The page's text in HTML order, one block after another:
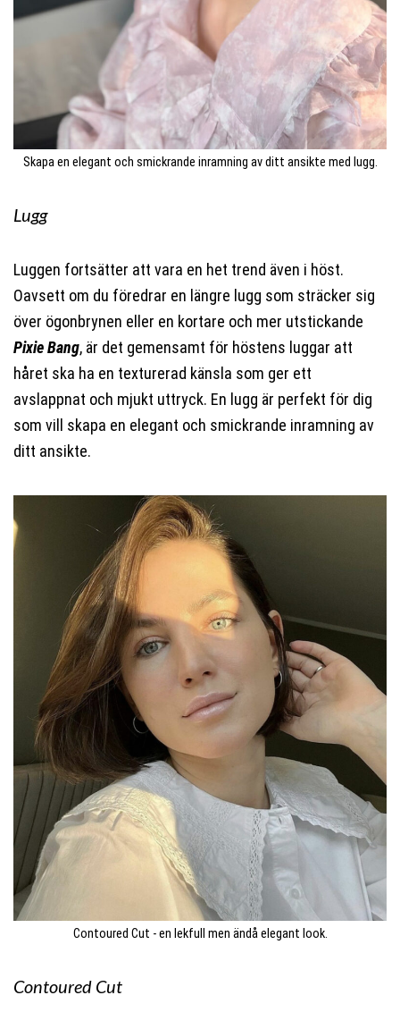
Skapa en elegant och smickrande inramning av ditt ansikte med lugg.
Lugg
Luggen fortsätter att vara en het trend även i höst.
Oavsett om du föredrar en längre lugg som sträcker sig
över ögonbrynen eller en kortare och mer utstickande
Pixie Bang, är det gemensamt för höstens luggar att
håret ska ha en texturerad känsla som ger ett
avslappnat och mjukt uttryck. En lugg är perfekt för dig
som vill skapa en elegant och smickrande inramning av
ditt ansikte.
Contoured Cut - en lekfull men ändå elegant look.
Contoured Cut